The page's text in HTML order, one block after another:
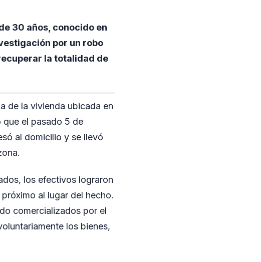
30 años, conocido en
por un robo
la totalidad de
de la vivienda ubicada en
que el pasado 5 de
al domicilio y se llevó
los efectivos lograron
al lugar del hecho.
comercializados por el
los bienes,